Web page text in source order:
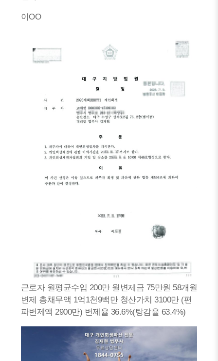
이OO
근로자 월평균수입 200만 월변제금 75만원 58개월
변제 총채무액 1억1천9백만 청산가치 3100만 (편
파변제액 2900만) 변제율 36.6%(탕감율 63.4%)